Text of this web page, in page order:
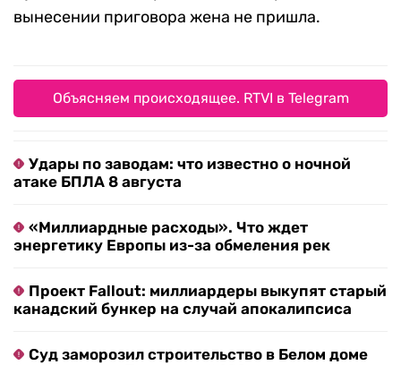
вынесении приговора жена не пришла.
Объясняем происходящее. RTVI в Telegram
Удары по заводам: что известно о ночной
атаке БПЛА 8 августа
«Миллиардные расходы». Что ждет
энергетику Европы из-за обмеления рек
Проект Fallout: миллиардеры выкупят старый
канадский бункер на случай апокалипсиса
Суд заморозил строительство в Белом доме